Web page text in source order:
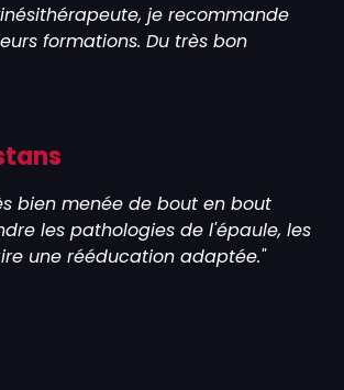
je recommande
formations. Du très bon
bien menée de bout en bout
les pathologies de l'épaule, les
une rééducation adaptée."